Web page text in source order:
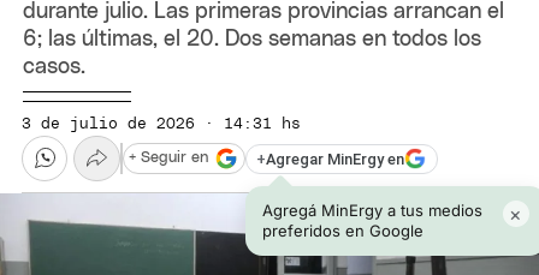
durante julio. Las primeras provincias arrancan el
6; las últimas, el 20. Dos semanas en todos los
casos.
3 de julio de 2026 · 14:31 hs
+Agregar MinErgy en
Agregá MinErgy a tus medios
preferidos en Google
×
+ Seguir en